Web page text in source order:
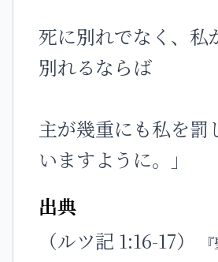
死に別れでなく、私
別れるならば
主が幾重にも私を罰
いますように。」
出典
（ルツ記 1:16-17）